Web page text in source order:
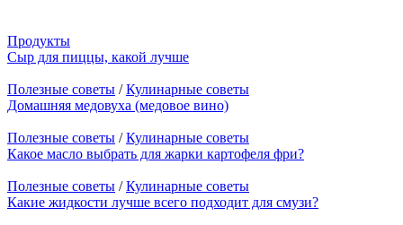
Продукты
Сыр для пиццы, какой лучше
Полезные советы /Кулинарные советы
Домашняя медовуха (медовое вино)
Полезные советы /Кулинарные советы
Какое масло выбрать для жарки картофеля фри?
Полезные советы /Кулинарные советы
Какие жидкости лучше всего подходит для смузи?